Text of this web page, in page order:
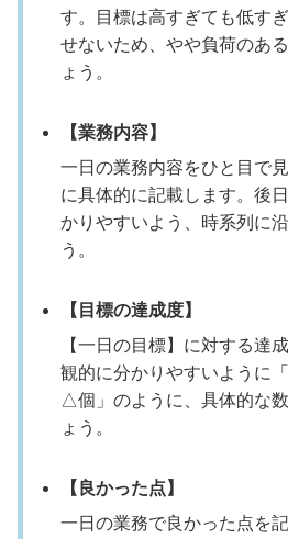
す。目標は高すぎても低す
せないため、やや負荷のあ
ょう。
【業務内容】
一日の業務内容をひと目で
に具体的に記載します。後
かりやすいよう、時系列に
う。
【目標の達成度】
【一日の目標】に対する達
観的に分かりやすいように
△個」のように、具体的な
ょう。
【良かった点】
一日の業務で良かった点を